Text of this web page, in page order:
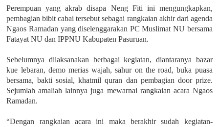
Perempuan yang akrab disapa Neng Fiti ini mengungkapkan,
pembagian bibit cabai tersebut sebagai rangkaian akhir dari agenda
Ngaos Ramadan yang diselenggarakan PC Muslimat NU bersama
Fatayat NU dan IPPNU Kabupaten Pasuruan.
Sebelumnya dilaksanakan berbagai kegiatan, diantaranya bazar
kue lebaran, demo merias wajah, sahur on the road, buka puasa
bersama, bakti sosial, khatmil quran dan pembagian door prize.
Sejumlah amaliah lainnya juga mewarnai rangkaian acara Ngaos
Ramadan.
“Dengan rangkaian acara ini maka berakhir sudah kegiatan-